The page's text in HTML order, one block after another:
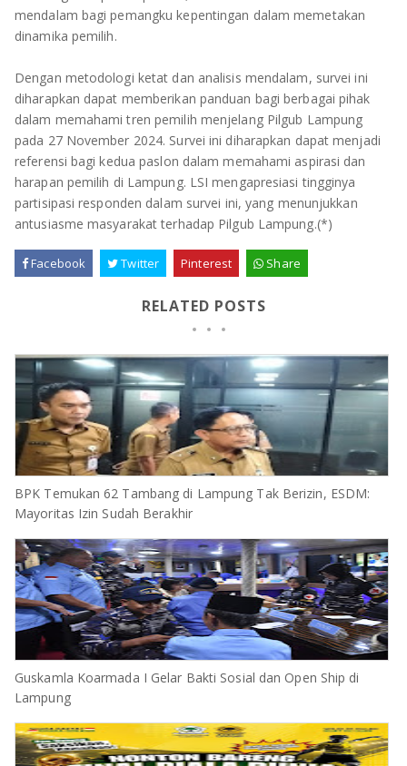
mendalam bagi pemangku kepentingan dalam memetakan
dinamika pemilih.
Dengan metodologi ketat dan analisis mendalam, survei ini
diharapkan dapat memberikan panduan bagi berbagai pihak
dalam memahami tren pemilih menjelang Pilgub Lampung
pada 27 November 2024. Survei ini diharapkan dapat menjadi
referensi bagi kedua paslon dalam memahami aspirasi dan
harapan pemilih di Lampung. LSI mengapresiasi tingginya
partisipasi responden dalam survei ini, yang menunjukkan
antusiasme masyarakat terhadap Pilgub Lampung.(*)
Facebook Twitter Pinterest Share
RELATED POSTS
BPK Temukan 62 Tambang di Lampung Tak Berizin, ESDM:
Mayoritas Izin Sudah Berakhir
Guskamla Koarmada I Gelar Bakti Sosial dan Open Ship di
Lampung